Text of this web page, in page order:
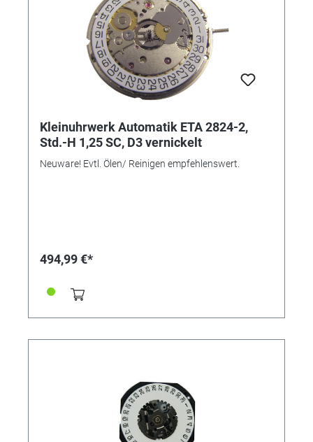
Kleinuhrwerk Automatik ETA 2824-2,
Std.-H 1,25 SC, D3 vernickelt
Neuware! Evtl. Ölen/ Reinigen empfehlenswert.
494,99 €*